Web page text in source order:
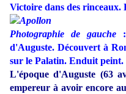
Victoire dans des rinceaux.
Photographie de gauche :
d'Auguste. Découvert à
sur le Palatin. Enduit peint.
L'époque d'Auguste (63
empereur à avoir encore